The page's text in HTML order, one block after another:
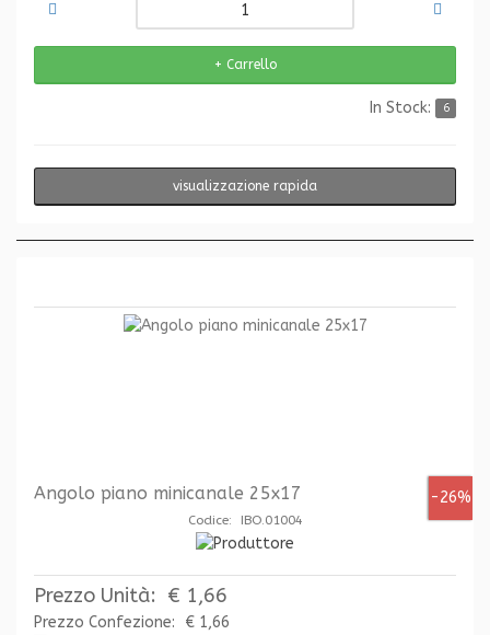
In Stock: 6
visualizzazione rapida
-26%
Angolo piano minicanale 25x17
Codice: IBO.01004
Prezzo Unità: € 1,66
Prezzo Confezione:
€ 1,66